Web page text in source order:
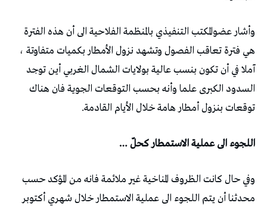
وأشار عضوالمكتب التنفيذي بالمنظمة الفلاحية الى أن هذه الفترة
هي فترة تعاقب الفصول وتشهد نزول الأمطار بكميات متفاوتة ،
آملا في أن تكون بنسب عالية بولايات الشمال الغربي أين توجد
السدود الكبرى علما وأنه بحسب التوقعات الجوية فان هناك
توقعات بنزول أمطار هامة خلال الأيام القادمة.
اللجوء الى عملية الاستمطار كحلّ …
وفي حال كانت الظروف المناخية غير ملائمة فانه من المؤكد حسب
محدثنا أن يتم اللجوء الى عملية الاستمطار خلال شهري أكتوبر